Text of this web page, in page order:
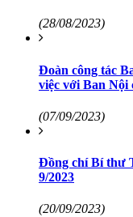
(28/08/2023)
Đoàn công tác
việc với Ban
(07/09/2023)
Đồng chí Bí thư
9/2023
(20/09/2023)